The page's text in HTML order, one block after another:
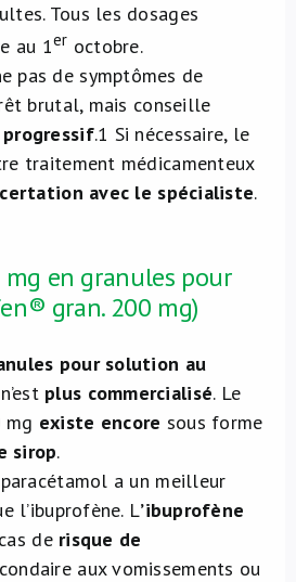
Tous les dosages
au 1er octobre.
pas de symptômes de
brutal, mais conseille
.1 Si nécessaire, le
traitement médicamenteux
avec le spécialiste.
en granules pour
gran. 200 mg)
pour solution au
n’est plus commercialisé. Le
existe encore sous forme
sirop.
a un meilleur
l’ibuprofène. L’ibuprofène
de risque de
aux vomissements ou